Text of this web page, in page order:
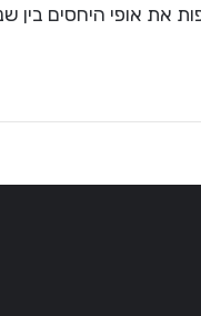
את אופי היחסים בין